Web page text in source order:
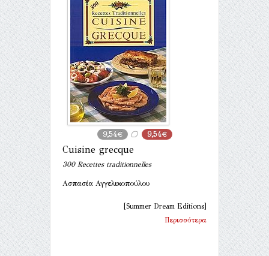
9,54€ 9,54€
Cuisine grecque
300 Recettes traditionnelles
Ασπασία Αγγελικοπούλου
[Summer Dream Editions]
Περισσότερα